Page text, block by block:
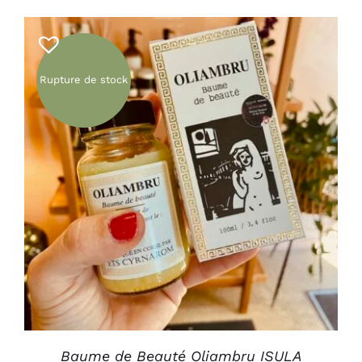
Rupture de stock
DÉTAILS
Baume de Beauté Oliambru ISULA